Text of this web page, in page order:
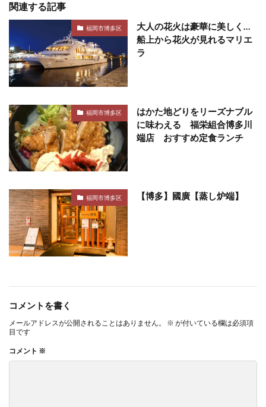
関連する記事
福岡市博多区
大人の花火は豪華に美しく…
船上から花火が見れるマリエ
ラ
福岡市博多区
はかた地どりをリーズナブル
に味わえる 福栄組合博多川
端店 おすすめ定食ランチ
福岡市博多区 【博多】國廣【蒸し炉端】
コメントを書く
メールアドレスが公開されることはありません。 ※ が付いている欄は必須項
目です
コメント ※